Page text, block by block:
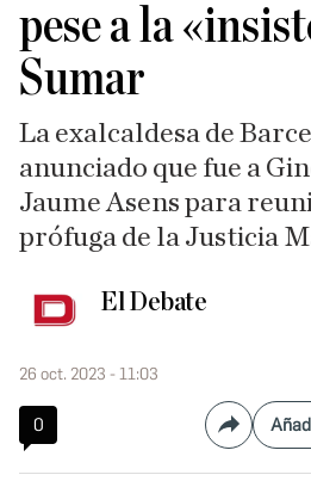
pese a la
Sumar
La exalcaldesa de
anunciado que fue a
Jaume Asens para
prófuga de la Justicia
El Debate
26 oct. 2023 - 11:03
0 Compartir